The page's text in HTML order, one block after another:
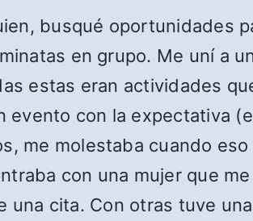
busqué oportunidades
en grupo. Me uní a
estas eran actividades
evento con la expectativa
me molestaba cuando
con una mujer que
una cita. Con otras tuve